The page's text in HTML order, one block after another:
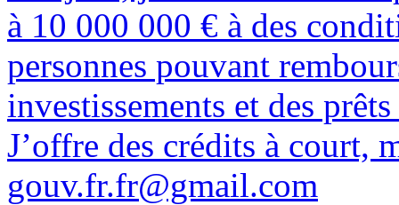
à 10 000 000 € à des
personnes pouvant
investissements et des
J’offre des crédits à court,
gouv.fr.fr@gmail.com